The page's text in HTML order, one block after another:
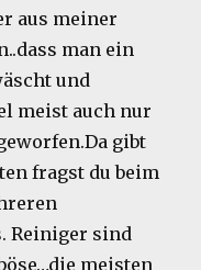
aus meiner
man ein
und
meist auch nur
gibt
fragst du beim
Reiniger sind
meisten